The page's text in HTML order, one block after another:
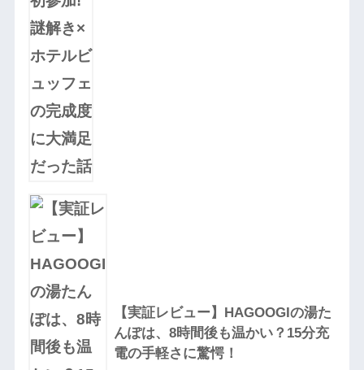
【実証レビュー】HAGOOGIの湯た
んぽは、8時間後も温かい？15分充
電の手軽さに驚愕！